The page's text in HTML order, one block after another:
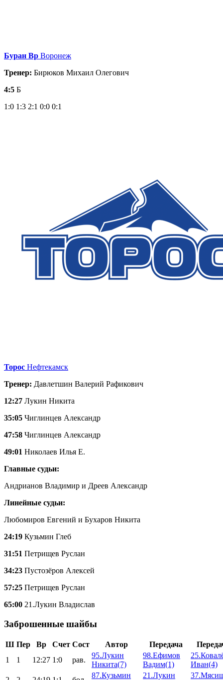
Буран Вр Воронеж
Тренер: Бирюков Михаил Олегович
4:5 Б
1:0 1:3 2:1 0:0 0:1
Торос Нефтекамск
Тренер: Давлетшин Валерий Рафикович
12:27 Лукин Никита
35:05 Чиглинцев Александр
47:58 Чиглинцев Александр
49:01 Николаев Илья Е.
Главные судьи:
Андрианов Владимир и Дреев Александр
Линейные судьи:
Любомиров Евгений и Бухаров Никита
24:19 Кузьмин Глеб
31:51 Петрищев Руслан
34:23 Пустозёров Алексей
57:25 Петрищев Руслан
65:00 21.Лукин Владислав
Заброшенные шайбы
Ш Пер Вр Счет Сост Автор Передача
1
1 12:27 1:0 рав.
95.Лукин
Никита(7)
98.Ефимов
Вадим(1)
Иван(4)
87.Кузьмин 21.Лукин